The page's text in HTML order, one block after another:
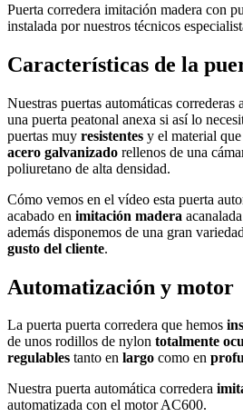
Puerta corredera imitación madera con
instalada por nuestros técnicos
Características de la
Nuestras puertas automáticas correderas
una puerta peatonal anexa si así lo
puertas muy resistentes y el material
acero galvanizado rellenos de una
poliuretano de alta densidad.
Cómo vemos en el vídeo esta puerta
acabado en imitación madera
además disponemos de una gran
gusto del cliente.
Automatización y motor
La puerta puerta corredera que hemos
de unos rodillos de nylon totalmente
regulables tanto en largo como en
Nuestra puerta automática corredera
automatizada con el motor AC600.